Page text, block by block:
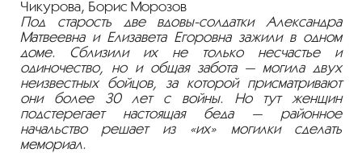
Чикурова, Борис Морозов
Под старость две вдовы-солдатки Александра
Матвеевна и Елизавета Егоровна зажили в одном
доме. Сблизили их не только несчастье и
одиночество, но и общая забота — могила двух
неизвестных бойцов, за которой присматривают
они более 30 лет с войны. Но тут женщин
подстерегает настоящая беда — районное
начальство решает из «их» могилки сделать
мемориал.